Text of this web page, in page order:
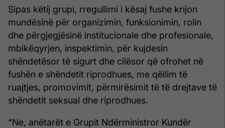
Sipas këtij grupi, rregullimi i kësaj fushe krijon
mundësinë për organizimin, funksionimin, rolin
dhe përgjegjësinë institucionale dhe profesionale,
mbikëqyrjen, inspektimin, për kujdesin
shëndetësor të sigurt dhe cilësor që ofrohet në
fushën e shëndetit riprodhues, me qëllim të
ruajtjes, promovimit, përmirësimit të të drejtave të
shëndetit seksual dhe riprodhues.
“Ne, anëtarët e Grupit Ndërministror Kundër